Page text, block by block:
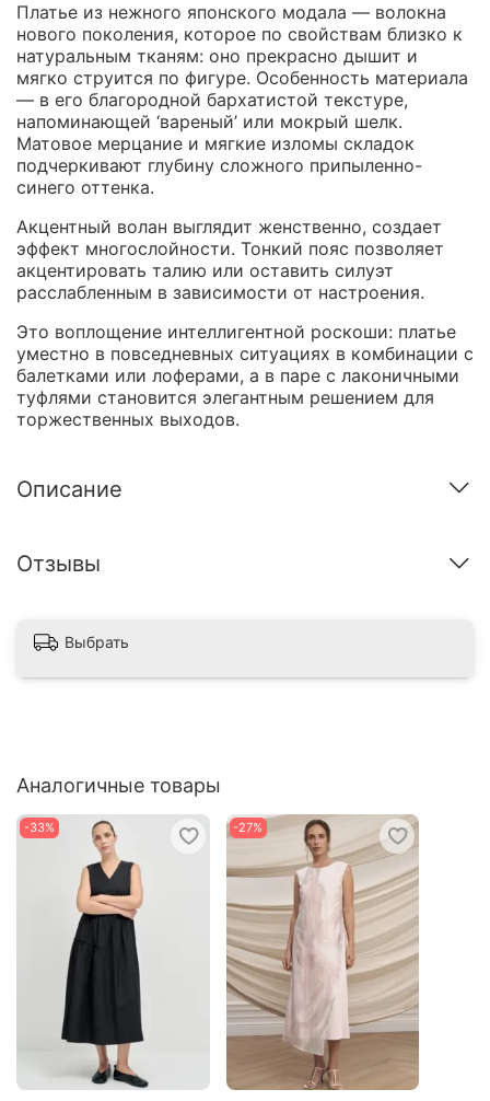
Платье из нежного японского модала — волокна
нового поколения, которое по свойствам близко к
натуральным тканям: оно прекрасно дышит и
мягко струится по фигуре. Особенность материала
— в его благородной бархатистой текстуре,
напоминающей ‘вареный’ или мокрый шелк.
Матовое мерцание и мягкие изломы складок
подчеркивают глубину сложного припыленно-
синего оттенка.
Акцентный волан выглядит женственно, создает
эффект многослойности. Тонкий пояс позволяет
акцентировать талию или оставить силуэт
расслабленным в зависимости от настроения.
Это воплощение интеллигентной роскоши: платье
уместно в повседневных ситуациях в комбинации с
балетками или лоферами, а в паре с лаконичными
туфлями становится элегантным решением для
торжественных выходов.
Описание
Отзывы
Выбрать
Аналогичные товары
-33% -27%